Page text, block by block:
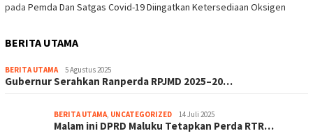
pada Pemda Dan Satgas Covid-19 Diingatkan Ketersediaan Oksigen
BERITA UTAMA
BERITA UTAMA 5 Agustus 2025
Gubernur Serahkan Ranperda RPJMD 2025–20…
BERITA UTAMA, UNCATEGORIZED 14 Juli 2025
Malam ini DPRD Maluku Tetapkan Perda RTR…